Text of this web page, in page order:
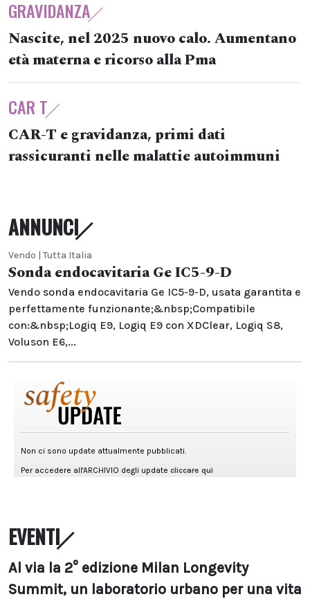
GRAVIDANZA
Nascite, nel 2025 nuovo calo. Aumentano
età materna e ricorso alla Pma
CAR T
CAR-T e gravidanza, primi dati
rassicuranti nelle malattie autoimmuni
ANNUNCI
Vendo | Tutta Italia
Sonda endocavitaria Ge IC5-9-D
Vendo sonda endocavitaria Ge IC5-9-D, usata garantita e
perfettamente funzionante;&nbsp;Compatibile
con:&nbsp;Logiq E9, Logiq E9 con XDClear, Logiq S8,
Voluson E6,...
EVENTI
Al via la 2° edizione Milan Longevity
Summit, un laboratorio urbano per una vita